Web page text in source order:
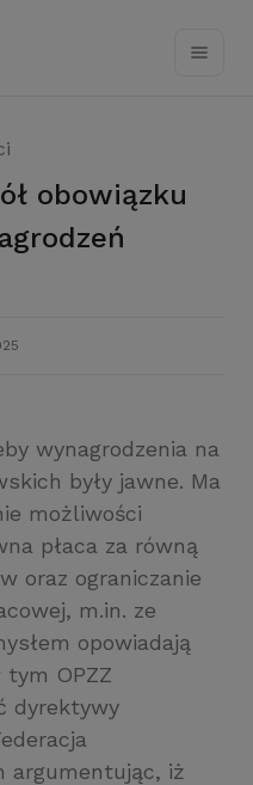
wynagrodzenia na
były jawne. Ma
możliwości
płaca za równą
oraz ograniczanie
m.in. ze
opowiadają
tym OPZZ
dyrektywy
argumentując, iż